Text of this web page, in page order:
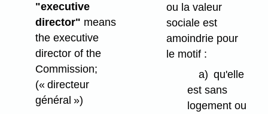
"executive
director" means
the executive
director of the
Commission;
(« directeur
général »)
ou la valeur
sociale est
amoindrie pour
le motif :
a) qu'elle
est sans
logement ou